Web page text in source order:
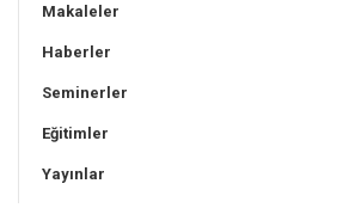
Makaleler
Haberler
Seminerler
Eğitimler
Yayınlar